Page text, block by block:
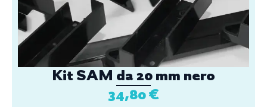
Kit SAM da 20 mm nero
34,80€